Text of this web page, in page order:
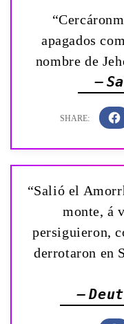
apagados
nombre de
—
“Salió el
monte, á
persiguieron,
derrotaron en
—